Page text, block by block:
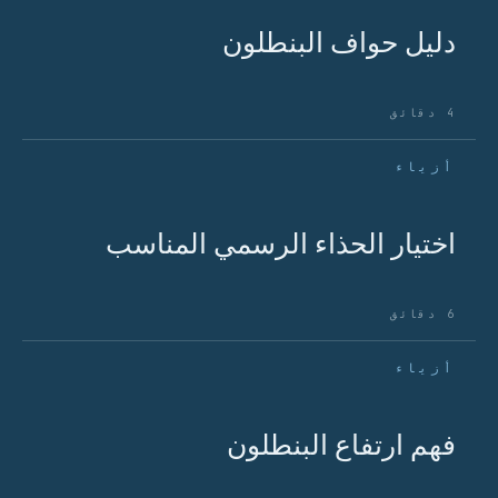
دليل حواف البنطلون
4 دقائق
أزياء
اختيار الحذاء الرسمي المناسب
6 دقائق
أزياء
فهم ارتفاع البنطلون